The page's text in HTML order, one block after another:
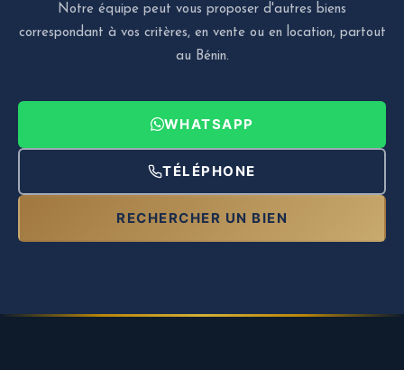
Notre équipe peut vous proposer d'autres biens
correspondant à vos critères, en vente ou en location, partout
au Bénin.
WHATSAPP
TÉLÉPHONE
RECHERCHER UN BIEN